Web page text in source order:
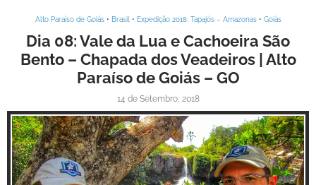
URUGUAI
VIAGEM
MAPAS
RODOVIÁRIOS
E-
BOOK
Alto Paraíso de Goiás• Brasil • Expedição 2018: Tapajós – Amazonas• Goiás
Dia 08: Vale da Lua e Cachoeira São
Bento – Chapada dos Veadeiros | Alto
Paraíso de Goiás – GO
14 de Setembro, 2018